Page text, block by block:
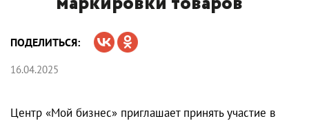
ПОДЕЛИТЬСЯ:
16.04.2025
Центр «Мой бизнес» приглашает принять участие в